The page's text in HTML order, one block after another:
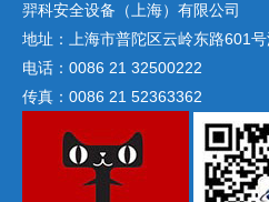
羿科安全设备（上海）有限公司
地址：上海市普陀区云岭东路601
电话：0086 21 32500222
传真：0086 21 52363362